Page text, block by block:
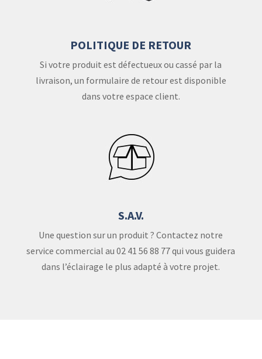
POLITIQUE DE RETOUR
Si votre produit est défectueux ou cassé par la
livraison, un formulaire de retour est disponible
dans votre espace client.
S.A.V.
Une question sur un produit ? Contactez notre
service commercial au 02 41 56 88 77 qui vous guidera
dans l’éclairage le plus adapté à votre projet.